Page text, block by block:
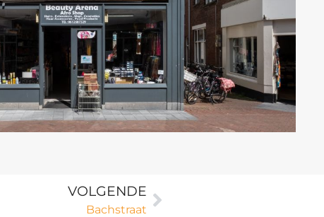
VOLGENDE
Bachstraat